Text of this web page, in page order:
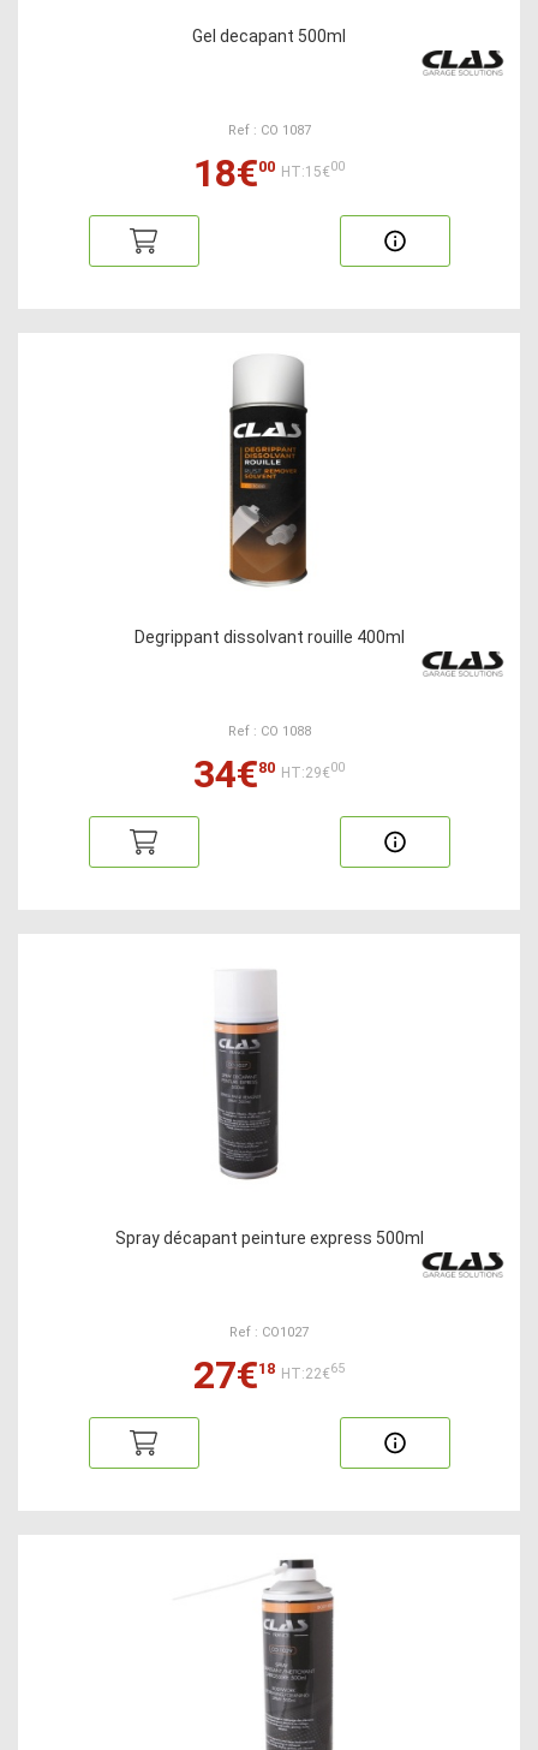
Gel decapant 500ml
Ref : CO 1087
18€00 HT:15€00
Degrippant dissolvant rouille 400ml
Ref : CO 1088
34€80 HT:29€00
Spray décapant peinture express 500ml
Ref : CO1027
27€18 HT:22€65